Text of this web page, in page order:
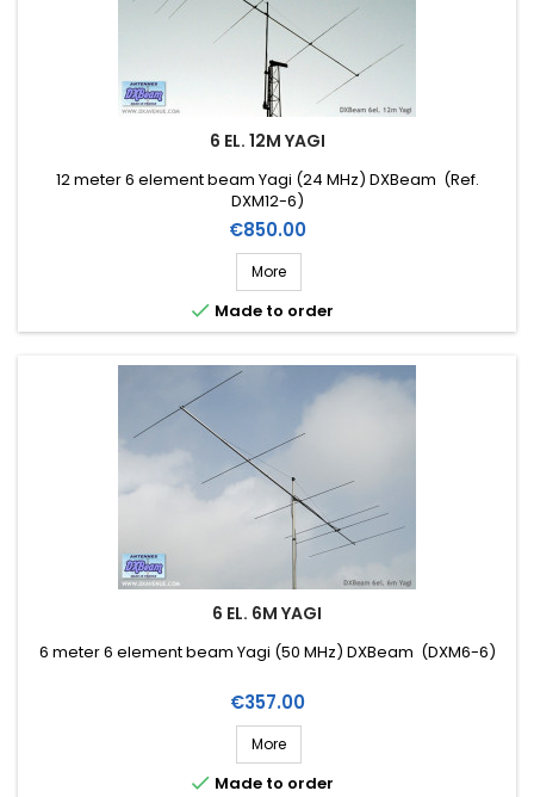
6 EL. 12M YAGI
12 meter 6 element beam Yagi (24 MHz) DXBeam (Ref.
DXM12-6)
Price
€850.00
More
 Made to order
6 EL. 6M YAGI
6 meter 6 element beam Yagi (50 MHz) DXBeam (DXM6-6)
Price
€357.00
More
 Made to order